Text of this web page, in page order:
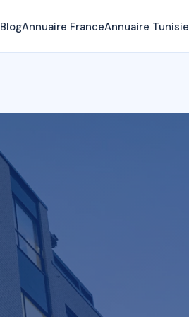
BlogAnnuaire FranceAnnuaire Tunisie